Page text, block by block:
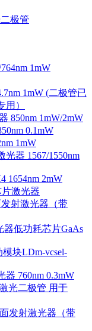
极管
1mW
1mW (二极管已
）
850nm 1mW/2mW
0.1mW
1mW
器 1567/1550nm
1654nm 2mW
激光器
发射激光器（带
低功耗芯片GaAs
块LDm-vcsel-
760nm 0.3mW
光二极管 用于
发射激光器（带